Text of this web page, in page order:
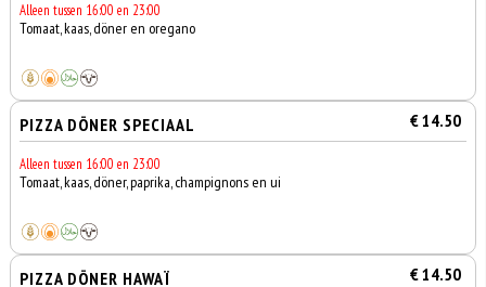
Alleen tussen 16:00 en 23:00
Tomaat, kaas, döner en oregano
PIZZA DÖNER SPECIAAL € 14.50
Alleen tussen 16:00 en 23:00
Tomaat, kaas, döner, paprika, champignons en ui
PIZZA DÖNER HAWAÏ € 14.50